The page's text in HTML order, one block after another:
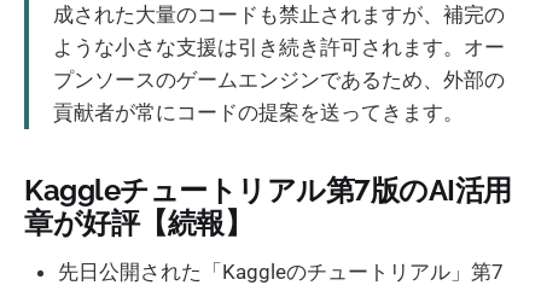
成された大量のコードも禁止されますが、補完の
ような小さな支援は引き続き許可されます。オー
プンソースのゲームエンジンであるため、外部の
貢献者が常にコードの提案を送ってきます。
Kaggleチュートリアル第7版のAI活用
章が好評【続報】
先日公開された「Kaggleのチュートリアル」第7